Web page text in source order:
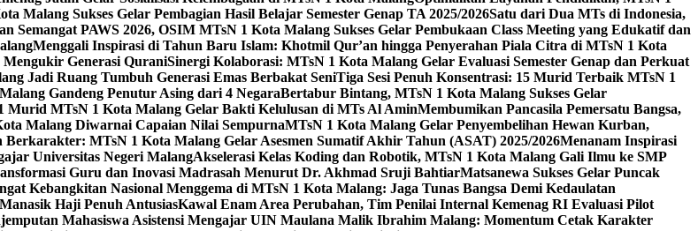
Malang Sukses Gelar Pembagian Hasil Belajar Semester Genap TA 2025/2026Satu dari Dua MTs di Indonesia,
Semangat PAWS 2026, OSIM MTsN 1 Kota Malang Sukses Gelar Pembukaan Class Meeting yang Edukatif dan
Menggali Inspirasi di Tahun Baru Islam: Khotmil Qur’an hingga Penyerahan Piala Citra di MTsN 1 Kota
Generasi QuraniSinergi Kolaborasi: MTsN 1 Kota Malang Gelar Evaluasi Semester Genap dan Perkuat
Jadi Ruang Tumbuh Generasi Emas Berbakat SeniTiga Sesi Penuh Konsentrasi: 15 Murid Terbaik MTsN 1
Gandeng Penutur Asing dari 4 NegaraBertabur Bintang, MTsN 1 Kota Malang Sukses Gelar
Murid MTsN 1 Kota Malang Gelar Bakti Kelulusan di MTs Al AminMembumikan Pancasila Pemersatu Bangsa,
Malang Diwarnai Capaian Nilai SempurnaMTsN 1 Kota Malang Gelar Penyembelihan Hewan Kurban,
Berkarakter: MTsN 1 Kota Malang Gelar Asesmen Sumatif Akhir Tahun (ASAT) 2025/2026Menanam Inspirasi
Universitas Negeri MalangAkselerasi Kelas Koding dan Robotik, MTsN 1 Kota Malang Gali Ilmu ke SMP
Guru dan Inovasi Madrasah Menurut Dr. Akhmad Sruji BahtiarMatsanewa Sukses Gelar Puncak
Kebangkitan Nasional Menggema di MTsN 1 Kota Malang: Jaga Tunas Bangsa Demi Kedaulatan
Haji Penuh AntusiasKawal Enam Area Perubahan, Tim Penilai Internal Kemenag RI Evaluasi Pilot
Mahasiswa Asistensi Mengajar UIN Maulana Malik Ibrahim Malang: Momentum Cetak Karakter